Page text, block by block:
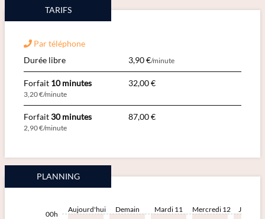
TARIFS
Par téléphone
Durée libre
3,90 €/minute
Forfait 10 minutes
3,20 €/minute
32,00 €
Forfait30 minutes
2,90 €/minute
87,00 €
PLANNING
00h
Aujourd'hui Demain Mardi 11 Mercredi 12 Jeudi 13